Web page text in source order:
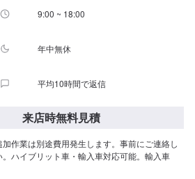
9:00 ~ 18:00
年中無休
平均10時間で返信
来店時無料見積
作業は別途費用発生します。事前にご連絡し
ハイブリット車・輸入車対応可能。輸入車